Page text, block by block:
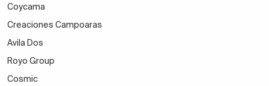
Coycama
Creaciones Campoaras
Avila Dos
Royo Group
Cosmic